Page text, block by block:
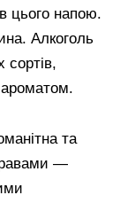
цього напою.
Алкоголь
сортів,
та
—